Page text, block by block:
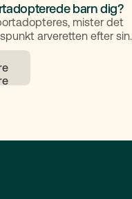
barn dig?
mister det
arveretten efter
Hvis adoptionen
1. oktober 1972, arver
– og ikke